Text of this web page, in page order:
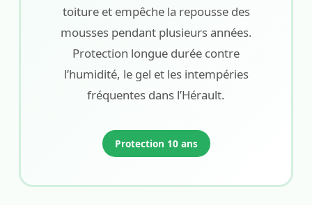
toiture et empêche la repousse des
mousses pendant plusieurs années.
Protection longue durée contre
l’humidité, le gel et les intempéries
fréquentes dans l’Hérault.
Protection 10 ans